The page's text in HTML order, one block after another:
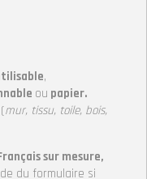
,
ou papier.
(mur, tissu, toile, bois,
sur mesure,
du formulaire si